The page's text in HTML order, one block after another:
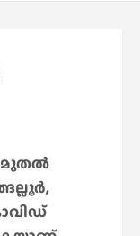
മുതൽ